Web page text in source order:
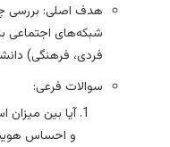
هدف اصلی: بررسی
شبکه‌های اجتماعی
فردی، فرهنگی)
سوالات فرعی:
آیا بین میزان
و احساس